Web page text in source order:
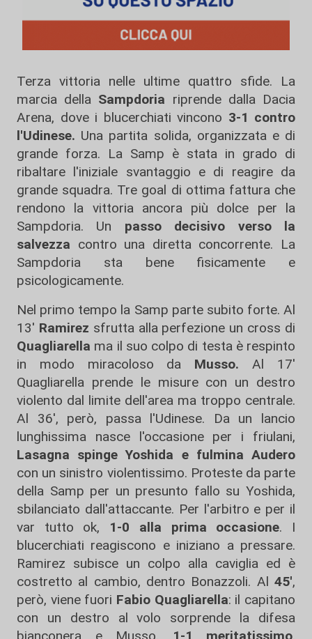
Terza vittoria nelle ultime quattro sfide. La
marcia della Sampdoria riprende dalla Dacia
Arena, dove i blucerchiati vincono 3-1 contro
l'Udinese. Una partita solida, organizzata e di
grande forza. La Samp è stata in grado di
ribaltare l'iniziale svantaggio e di reagire da
grande squadra. Tre goal di ottima fattura che
rendono la vittoria ancora più dolce per la
Sampdoria. Un passo decisivo verso la
salvezza contro una diretta concorrente. La
Sampdoria sta bene fisicamente e
psicologicamente.
Nel primo tempo la Samp parte subito forte. Al
13' Ramirez sfrutta alla perfezione un cross di
Quagliarella ma il suo colpo di testa è respinto
in modo miracoloso da Musso. Al 17'
Quagliarella prende le misure con un destro
violento dal limite dell'area ma troppo centrale.
Al 36', però, passa l'Udinese. Da un lancio
lunghissima nasce l'occasione per i friulani,
Lasagna spinge Yoshida e fulmina Audero
con un sinistro violentissimo. Proteste da parte
della Samp per un presunto fallo su Yoshida,
sbilanciato dall'attaccante. Per l'arbitro e per il
var tutto ok, 1-0 alla prima occasione. I
blucerchiati reagiscono e iniziano a pressare.
Ramirez subisce un colpo alla caviglia ed è
costretto al cambio, dentro Bonazzoli. Al 45',
però, viene fuori Fabio Quagliarella: il capitano
con un destro al volo sorprende la difesa